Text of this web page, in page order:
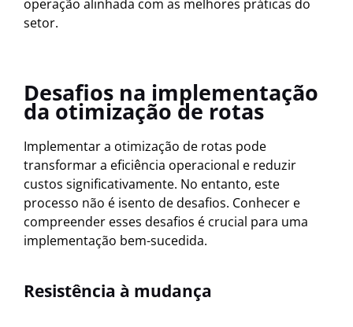
operação alinhada com as melhores práticas do
setor.
Desafios na implementação
da otimização de rotas
Implementar a otimização de rotas pode
transformar a eficiência operacional e reduzir
custos significativamente. No entanto, este
processo não é isento de desafios. Conhecer e
compreender esses desafios é crucial para uma
implementação bem-sucedida.
Resistência à mudança